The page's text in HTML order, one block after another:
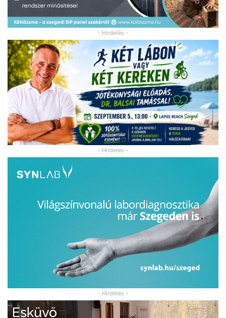
- Hirdetés -
- Hirdetés -
- Hirdetés -